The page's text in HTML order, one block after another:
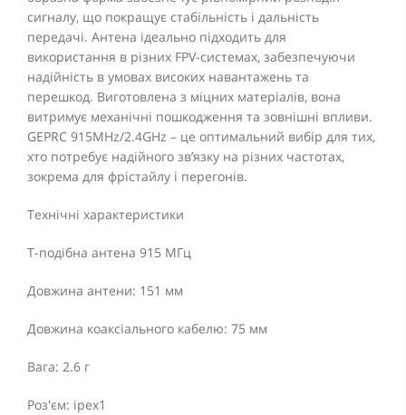
сигналу, що покращує стабільність і дальність
передачі. Антена ідеально підходить для
використання в різних FPV-системах, забезпечуючи
надійність в умовах високих навантажень та
перешкод. Виготовлена з міцних матеріалів, вона
витримує механічні пошкодження та зовнішні впливи.
GEPRC 915MHz/2.4GHz – це оптимальний вибір для тих,
хто потребує надійного зв’язку на різних частотах,
зокрема для фрістайлу і перегонів.
Технічні характеристики
Т-подібна антена 915 МГц
Довжина антени: 151 мм
Довжина коаксіального кабелю: 75 мм
Вага: 2.6 г
Роз'єм: ipex1